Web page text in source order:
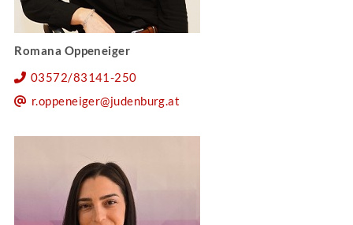
Romana Oppeneiger
03572/83141-250
r.oppeneiger@judenburg.at